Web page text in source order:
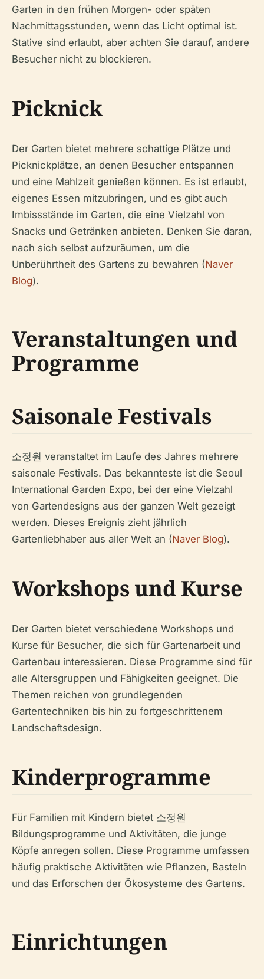
Garten in den frühen Morgen- oder späten
Nachmittagsstunden, wenn das Licht optimal ist.
Stative sind erlaubt, aber achten Sie darauf, andere
Besucher nicht zu blockieren.
Picknick
Der Garten bietet mehrere schattige Plätze und
Picknickplätze, an denen Besucher entspannen
und eine Mahlzeit genießen können. Es ist erlaubt,
eigenes Essen mitzubringen, und es gibt auch
Imbissstände im Garten, die eine Vielzahl von
Snacks und Getränken anbieten. Denken Sie daran,
nach sich selbst aufzuräumen, um die
Unberührtheit des Gartens zu bewahren (Naver
Blog).
Veranstaltungen und
Programme
Saisonale Festivals
소정원 veranstaltet im Laufe des Jahres mehrere
saisonale Festivals. Das bekannteste ist die Seoul
International Garden Expo, bei der eine Vielzahl
von Gartendesigns aus der ganzen Welt gezeigt
werden. Dieses Ereignis zieht jährlich
Gartenliebhaber aus aller Welt an (Naver Blog).
Workshops und Kurse
Der Garten bietet verschiedene Workshops und
Kurse für Besucher, die sich für Gartenarbeit und
Gartenbau interessieren. Diese Programme sind für
alle Altersgruppen und Fähigkeiten geeignet. Die
Themen reichen von grundlegenden
Gartentechniken bis hin zu fortgeschrittenem
Landschaftsdesign.
Kinderprogramme
Für Familien mit Kindern bietet 소정원
Bildungsprogramme und Aktivitäten, die junge
Köpfe anregen sollen. Diese Programme umfassen
häufig praktische Aktivitäten wie Pflanzen, Basteln
und das Erforschen der Ökosysteme des Gartens.
Einrichtungen